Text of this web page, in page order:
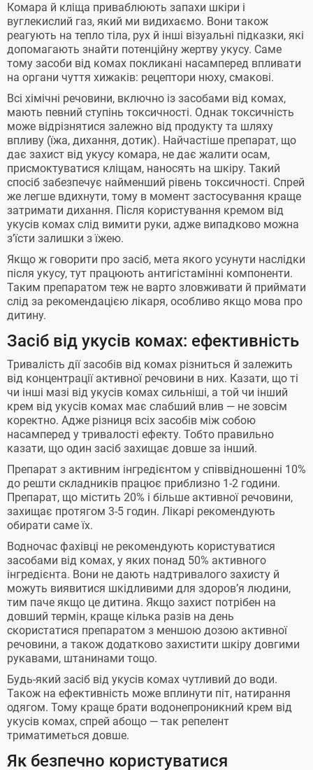
Комара й кліща приваблюють запахи шкіри і
вуглекислий газ, який ми видихаємо. Вони також
реагують на тепло тіла, рух й інші візуальні підказки, які
допомагають знайти потенційну жертву укусу. Саме
тому засоби від комах покликані насамперед впливати
на органи чуття хижаків: рецептори нюху, смакові.
Всі хімічні речовини, включно із засобами від комах,
мають певний ступінь токсичності. Однак токсичність
може відрізнятися залежно від продукту та шляху
впливу (їжа, дихання, дотик). Найчастіше препарат, що
дає захист від укусу комара, не дає жалити осам,
присмоктуватися кліщам, наносять на шкіру. Такий
спосіб забезпечує найменший рівень токсичності. Спрей
же легше вдихнути, тому в момент застосування краще
затримати дихання. Після користування кремом від
укусів комах слід вимити руки, адже випадково можна
з’їсти залишки з їжею.
Якщо ж говорити про засіб, мета якого усунути наслідки
після укусу, тут працюють антигістамінні компоненти.
Таким препаратом теж не варто зловживати й приймати
слід за рекомендацією лікаря, особливо якщо мова про
дитину.
Засіб від укусів комах: ефективність
Тривалість дії засобів від комах різниться й залежить
від концентрації активної речовини в них. Казати, що ті
чи інші мазі від укусів комах сильніші, а той чи інший
крем від укусів комах має слабший влив — не зовсім
коректно. Адже різниця всіх засобів між собою
насамперед у тривалості ефекту. Тобто правильно
казати, що один засіб захищає довше за інший.
Препарат з активним інгредієнтом у співвідношенні 10%
до решти складників працює приблизно 1-2 години.
Препарат, що містить 20% і більше активної речовини,
захищає протягом 3-5 годин. Лікарі рекомендують
обирати саме їх.
Водночас фахівці не рекомендують користуватися
засобами від комах, у яких понад 50% активного
інгредієнта. Вони не дають надтривалого захисту й
можуть виявитися шкідливими для здоров’я людини,
тим паче якщо це дитина. Якщо захист потрібен на
довший термін, краще кілька разів на день
скористатися препаратом з меншою дозою активної
речовини, а також додатково захистити шкіру довгими
рукавами, штанинами тощо.
Будь-який засіб від укусів комах чутливий до води.
Також на ефективність може вплинути піт, натирання
одягом. Тому краще брати водонепроникний крем від
укусів комах, спрей абощо — так репелент
триматиметься довше.
Як безпечно користуватися